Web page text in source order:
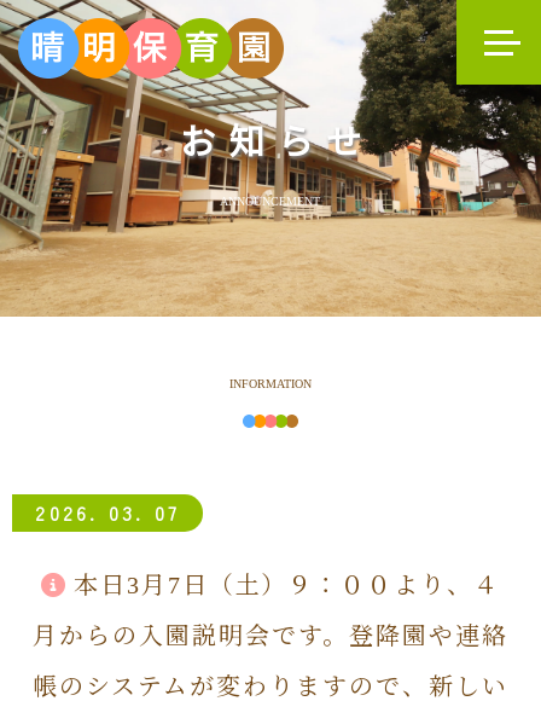
お知らせ
ANNOUNCEMENT
INFORMATION
2026. 03. 07
本日3月7日（土）９：００より、４
月からの入園説明会です。登降園や連絡
帳のシステムが変わりますので、新しい